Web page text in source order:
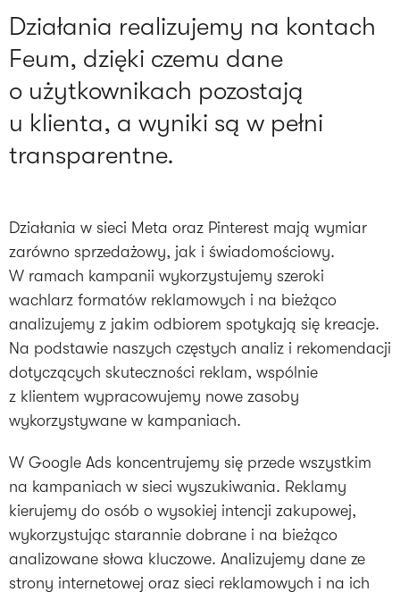
Działania realizujemy na kontach
Feum, dzięki czemu dane
o użytkownikach pozostają
u klienta, a wyniki są w pełni
transparentne.
Działania w sieci Meta oraz Pinterest mają wymiar
zarówno sprzedażowy, jak i świadomościowy.
W ramach kampanii wykorzystujemy szeroki
wachlarz formatów reklamowych i na bieżąco
analizujemy z jakim odbiorem spotykają się kreacje.
Na podstawie naszych częstych analiz i rekomendacji
dotyczących skuteczności reklam, wspólnie
z klientem wypracowujemy nowe zasoby
wykorzystywane w kampaniach.
W Google Ads koncentrujemy się przede wszystkim
na kampaniach w sieci wyszukiwania. Reklamy
kierujemy do osób o wysokiej intencji zakupowej,
wykorzystując starannie dobrane i na bieżąco
analizowane słowa kluczowe. Analizujemy dane ze
strony internetowej oraz sieci reklamowych i na ich